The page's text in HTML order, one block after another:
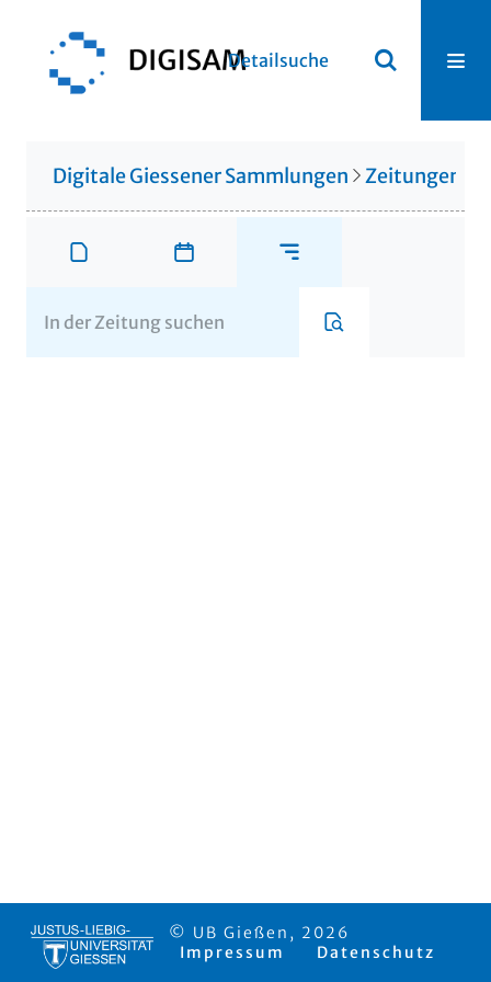
Detailsuche
Digitale Giessener Sammlungen Zeitungen
© UB Gießen, 2026
Impressum
Datenschutz